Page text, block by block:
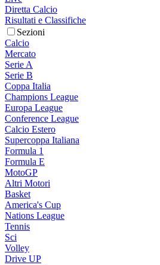
Diretta Calcio
Risultati e Classifiche
Sezioni
Calcio
Mercato
Serie A
Serie B
Coppa Italia
Champions League
Europa League
Conference League
Calcio Estero
Supercoppa Italiana
Formula 1
Formula E
MotoGP
Altri Motori
Basket
America's Cup
Nations League
Tennis
Sci
Volley
Drive UP